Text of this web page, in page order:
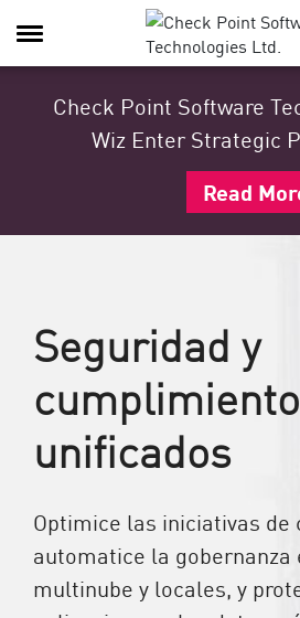
Alternar navegación
Check Point Software
Wiz Enter Strategic
Read
Seguridad y
cumplimiento
unificados
Optimice las iniciativas
automatice la gobernanza
multinube y locales, y